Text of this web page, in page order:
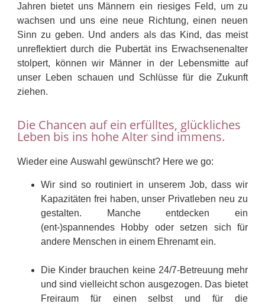
Jahren bietet uns Männern ein riesiges Feld, um zu
wachsen und uns eine neue Richtung, einen neuen
Sinn zu geben. Und anders als das Kind, das meist
unreflektiert durch die Pubertät ins Erwachsenenalter
stolpert, können wir Männer in der Lebensmitte auf
unser Leben schauen und Schlüsse für die Zukunft
ziehen.
Die Chancen auf ein erfülltes, glückliches
Leben bis ins hohe Alter sind immens.
Wieder eine Auswahl gewünscht? Here we go:
Wir sind so routiniert in unserem Job, dass wir
Kapazitäten frei haben, unser Privatleben neu zu
gestalten. Manche entdecken ein
(ent-)spannendes Hobby oder setzen sich für
andere Menschen in einem Ehrenamt ein.
Die Kinder brauchen keine 24/7-Betreuung mehr
und sind vielleicht schon ausgezogen. Das bietet
Freiraum für einen selbst und für die